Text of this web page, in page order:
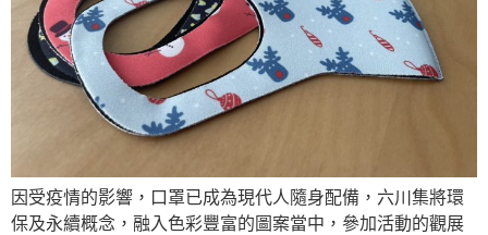
因受疫情的影響，口罩已成為現代人隨身配備，六川集將環
保及永續概念，融入色彩豐富的圖案當中，參加活動的觀展